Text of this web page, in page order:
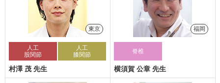
東京
人工
股関節
人工
膝関節
村澤 茂 先生
福岡
脊椎
横須賀 公章 先生